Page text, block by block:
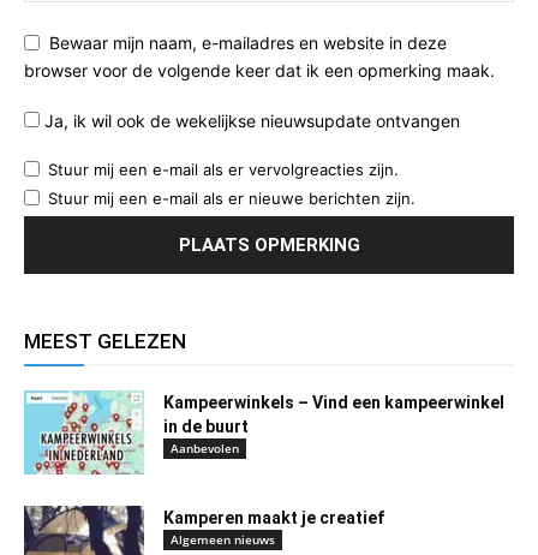
Bewaar mijn naam, e-mailadres en website in deze
browser voor de volgende keer dat ik een opmerking maak.
Ja, ik wil ook de wekelijkse nieuwsupdate ontvangen
Stuur mij een e-mail als er vervolgreacties zijn.
Stuur mij een e-mail als er nieuwe berichten zijn.
MEEST GELEZEN
Kampeerwinkels – Vind een kampeerwinkel
in de buurt
Aanbevolen
Kamperen maakt je creatief
Algemeen nieuws